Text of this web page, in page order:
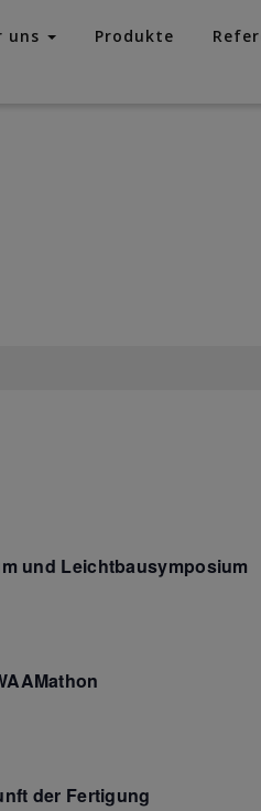
uns Produkte
und Leichtbausymposium
der Fertigung